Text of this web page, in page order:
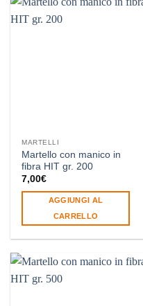
MARTELLI
Martello con manico in
fibra HIT gr. 200
7,00€
AGGIUNGI AL
CARRELLO